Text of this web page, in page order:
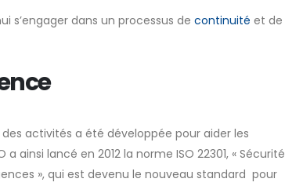
s’engager dans un processus de continuité et de
activités a été développée pour aider les
ainsi lancé en 2012 la norme ISO 22301, « Sécurité
», qui est devenu le nouveau standard pour